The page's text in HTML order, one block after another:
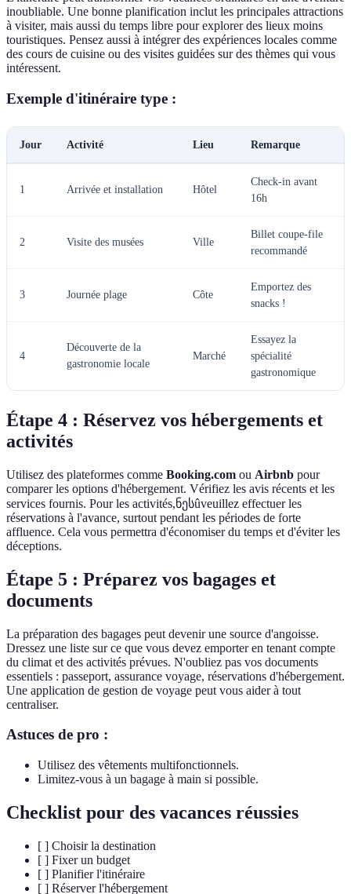
inoubliable. Une bonne planification inclut les principales attractions
à visiter, mais aussi du temps libre pour explorer des lieux moins
touristiques. Pensez aussi à intégrer des expériences locales comme
des cours de cuisine ou des visites guidées sur des thèmes qui vous
intéressent.
Exemple d'itinéraire type :
Jour Activité Lieu Remarque
1 Arrivée et installation Hôtel
Check-in avant
16h
2 Visite des musées Ville
Billet coupe-file
recommandé
3 Journée plage Côte
Emportez des
snacks !
4
Découverte de la
gastronomie locale
Marché
Essayez la
spécialité
gastronomique
Étape 4 : Réservez vos hébergements et
activités
Utilisez des plateformes comme Booking.com ou Airbnb pour
comparer les options d'hébergement. Vérifiez les avis récents et les
services fournis. Pour les activités,ნესûveuillez effectuer les
réservations à l'avance, surtout pendant les périodes de forte
affluence. Cela vous permettra d'économiser du temps et d'éviter les
déceptions.
Étape 5 : Préparez vos bagages et
documents
La préparation des bagages peut devenir une source d'angoisse.
Dressez une liste sur ce que vous devez emporter en tenant compte
du climat et des activités prévues. N'oubliez pas vos documents
essentiels : passeport, assurance voyage, réservations d'hébergement.
Une application de gestion de voyage peut vous aider à tout
centraliser.
Astuces de pro :
Utilisez des vêtements multifonctionnels.
Limitez-vous à un bagage à main si possible.
Checklist pour des vacances réussies
[ ] Choisir la destination
[ ] Fixer un budget
[ ] Planifier l'itinéraire
[ ] Réserver l'hébergement